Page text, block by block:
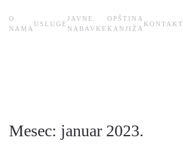
Skip
О
NAMA
USLUGE
JAVNE
NABAVKE
OPŠTINA
KANJIŽA
KONTAKT
Mesec: januar 2023.